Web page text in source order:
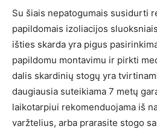
Su šiais nepatogumais susidurti
papildomais izoliacijos
išties skarda yra pigus
papildomu montavimu ir pirkti
dalis skardinių stogų yra
daugiausia suteikiama 7 metų
laikotarpiui rekomenduojama iš
varžtelius, arba prarasite stogo